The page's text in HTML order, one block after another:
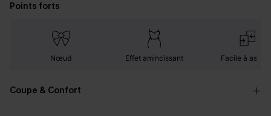
Points forts
Nœud Effet amincissant Facile à
Coupe & Confort